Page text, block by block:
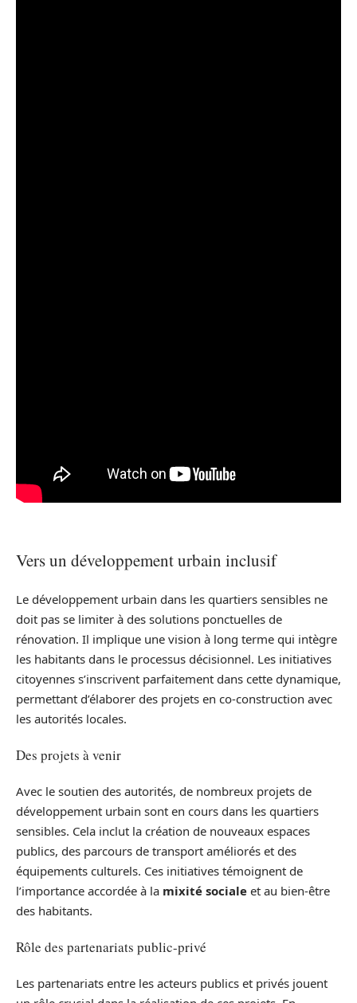
Vers un développement urbain inclusif
Le développement urbain dans les quartiers sensibles ne
doit pas se limiter à des solutions ponctuelles de
rénovation. Il implique une vision à long terme qui intègre
les habitants dans le processus décisionnel. Les initiatives
citoyennes s’inscrivent parfaitement dans cette dynamique,
permettant d’élaborer des projets en co-construction avec
les autorités locales.
Des projets à venir
Avec le soutien des autorités, de nombreux projets de
développement urbain sont en cours dans les quartiers
sensibles. Cela inclut la création de nouveaux espaces
publics, des parcours de transport améliorés et des
équipements culturels. Ces initiatives témoignent de
l’importance accordée à la mixité sociale et au bien-être
des habitants.
Rôle des partenariats public-privé
Les partenariats entre les acteurs publics et privés jouent